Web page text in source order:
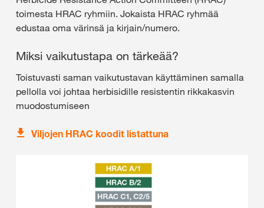
toimesta HRAC ryhmiin. Jokaista HRAC ryhmää
edustaa oma värinsä ja kirjain/numero.
Miksi vaikutustapa on tärkeää?
Toistuvasti saman vaikutustavan käyttäminen samalla
pellolla voi johtaa herbisidille resistentin rikkakasvin
muodostumiseen
Viljojen HRAC koodit listattuna